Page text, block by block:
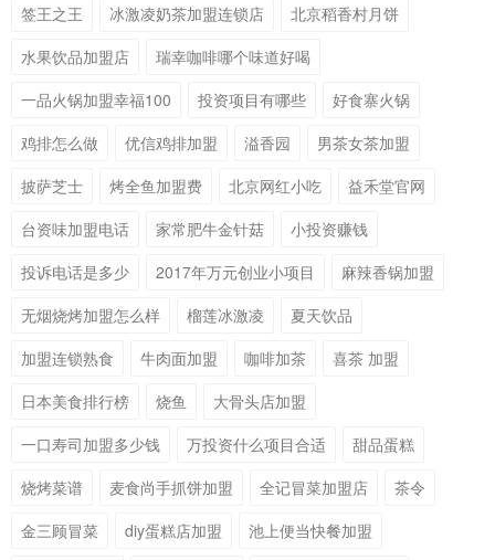
签王之王
冰激凌奶茶加盟连锁店
北京稻香村月饼
水果饮品加盟店
瑞幸咖啡哪个味道好喝
一品火锅加盟幸福100
投资项目有哪些
好食寨火锅
鸡排怎么做
优信鸡排加盟 溢香园
男茶女茶加盟
披萨芝士
烤全鱼加盟费 北京网红小吃
益禾堂官网
台资味加盟电话
家常肥牛金针菇
小投资赚钱
投诉电话是多少
2017年万元创业小项目
麻辣香锅加盟
无烟烧烤加盟怎么样
榴莲冰激凌
夏天饮品
加盟连锁熟食
牛肉面加盟 咖啡加茶
喜茶 加盟
日本美食排行榜
烧鱼
大骨头店加盟
一口寿司加盟多少钱
万投资什么项目合适
甜品蛋糕
烧烤菜谱
麦食尚手抓饼加盟 全记冒菜加盟店
茶令
金三顾冒菜
diy蛋糕店加盟
池上便当快餐加盟